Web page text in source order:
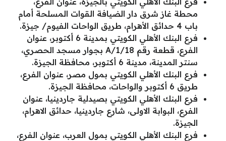
محطة غاز شرق دار الضيافة القوات المسلحة أمام
باب 4 حدائق الأهرام، طريق الواحات الفيوم/ جيزة.
فرع البنك الأهلي الكويتي بمدينة 6 أكتوبر، عنوان
الفرع، قطعة رقم 1/18/A بجوار مسجد الحصري،
سنتر المدينة، مدينة 6 أكتوبر، محافظة الجيزة.
فرع البنك الأهلي الكويتي بمول مصر، عنوان الفرع،
طريق 6 أكتوبر والواحات، محافظة الجيزة.
فرع البنك الأهلي الكويتي بصيدلية جاردينيا، عنوان
الفرع، البوابة الاولى، شارع جاردينيا، حدائق الاهرام،
الجيزة.
فرع البنك الأهلي الكويتي بمول العرب، عنوان الفرع،